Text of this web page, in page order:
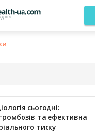
сьогодні:
та ефективна
тиску